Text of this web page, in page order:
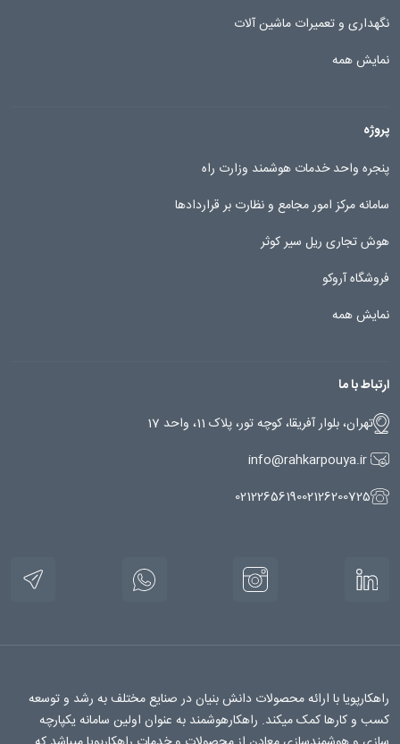
نگهداری و تعمیرات ماشین آلات
نمایش همه
پروژه
پنجره واحد خدمات هوشمند وزارت راه
سامانه مرکز امور مجامع و نظارت بر قراردادها
هوش تجاری ریل سیر کوثر
فروشگاه آروکو
نمایش همه
ارتباط با ما
تهران، بلوار آفریقا، کوچه تور، پلاک 11، واحد 17
info@rahkarpouya.ir
02126200725
02122656190
راهکارپویا با ارائه محصولات دانش بنیان در صنایع مختلف به رشد و توسعه
کسب و کارها کمک میکند. راهکارهوشمند به عنوان اولین سامانه یکپارچه